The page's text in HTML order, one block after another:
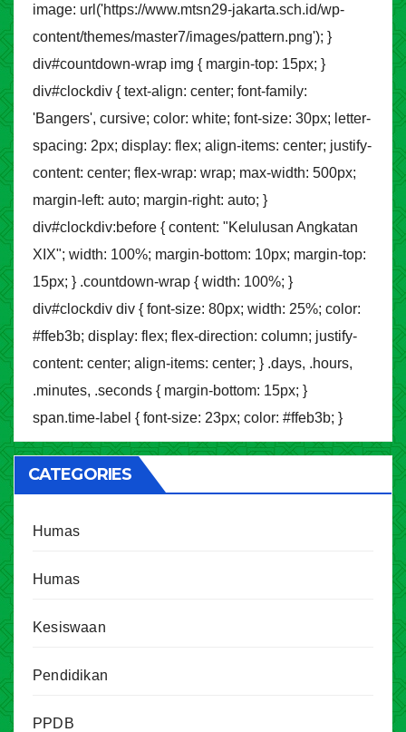
image: url('https://www.mtsn29-jakarta.sch.id/wp-
content/themes/master7/images/pattern.png'); }
div#countdown-wrap img { margin-top: 15px; }
div#clockdiv { text-align: center; font-family:
'Bangers', cursive; color: white; font-size: 30px; letter-
spacing: 2px; display: flex; align-items: center; justify-
content: center; flex-wrap: wrap; max-width: 500px;
margin-left: auto; margin-right: auto; }
div#clockdiv:before { content: "Kelulusan Angkatan
XIX"; width: 100%; margin-bottom: 10px; margin-top:
15px; } .countdown-wrap { width: 100%; }
div#clockdiv div { font-size: 80px; width: 25%; color:
#ffeb3b; display: flex; flex-direction: column; justify-
content: center; align-items: center; } .days, .hours,
.minutes, .seconds { margin-bottom: 15px; }
span.time-label { font-size: 23px; color: #ffeb3b; }
CATEGORIES
Humas
Humas
Kesiswaan
Pendidikan
PPDB